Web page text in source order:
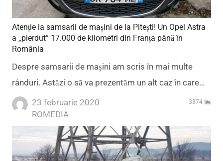
Atenție la samsarii de mașini de la Pitești! Un Opel Astra
a „pierdut” 17.000 de kilometri din Franța până în
România
Despre samsarii de mașini am scris în mai multe
rânduri. Astăzi o să va prezentăm un alt caz în care…
23 februarie 2020
Author
ROMEDIA
3374